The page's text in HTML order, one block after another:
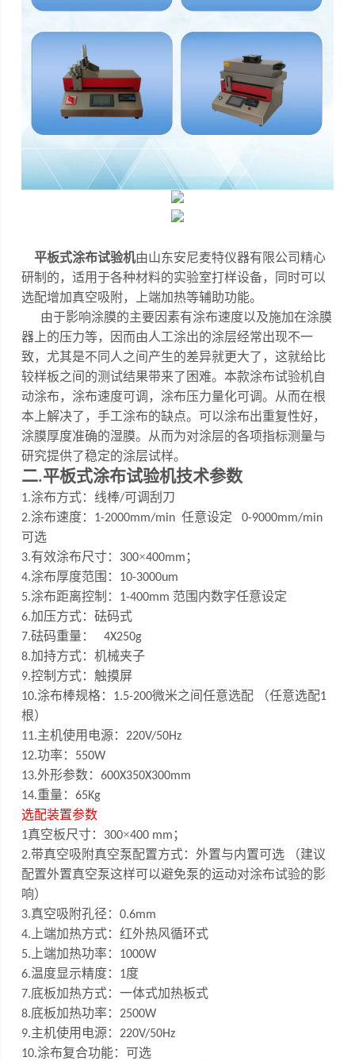
平板式涂布试验机由山东安尼麦特仪器有限公司精心
研制的，适用于各种材料的实验室打样设备，同时可以
选配增加真空吸附，上端加热等辅助功能。
由于影响涂膜的主要因素有涂布速度以及施加在涂膜
器上的压力等，因而由人工涂出的涂层经常出现不一
致，尤其是不同人之间产生的差异就更大了，这就给比
较样板之间的测试结果带来了困难。本款涂布试验机自
动涂布，涂布速度可调，涂布压力量化可调。 从而在根
本上解决了，手工涂布的缺点。可以涂布出重复性好，
涂膜厚度准确的湿膜。从而为对涂层的各项指标测量与
研究提供了稳定的涂层试样。
二.平板式涂布试验机技术参数
1.涂布方式：线棒/可调刮刀
2.涂布速度： 1-2000mm/min任意设定 0-9000mm/min
可选
3.有效涂布尺寸： 300×400mm ；
4.涂布厚度范围： 10-3000um
5.涂布距离控制： 1-400mm 范围内数字任意设定
6.加压方式：砝码式
7.砝码重量：4X250g
8.加持方式：机械夹子
9.控制方式：触摸屏
10.涂布棒规格： 1.5-200微米之间任意选配 （任意选配1
根）
11.主机使用电源： 220V/50Hz
12.功率： 550W
13.外形参数：600X350X300mm
14.重量：65Kg
选配装置参数
1真空板尺寸： 300×400 mm ；
2.带真空吸附真空泵配置方式：外置与内置可选 （建议
配置外置真空泵这样可以避免泵的运动对涂布试验的影
响）
3.真空吸附孔径：0.6mm
4. 上端加热方式：红外热风循环式
5. 上端加热功率： 1000W
6.温度显示精度： 1度
7.底板加热方式：一体式加热板式
8.底板加热功率： 2500W
9.主机使用电源： 220V/50Hz
10.涂布复合功能：可选